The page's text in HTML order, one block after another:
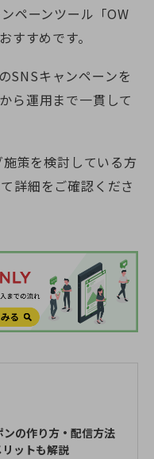
ペーンツール「OW
すすめです。
SNSキャンペーンを
ら運用まで一貫して
策を検討している方
詳細をご確認くださ
ンの作り方・配信方法
ットも解説